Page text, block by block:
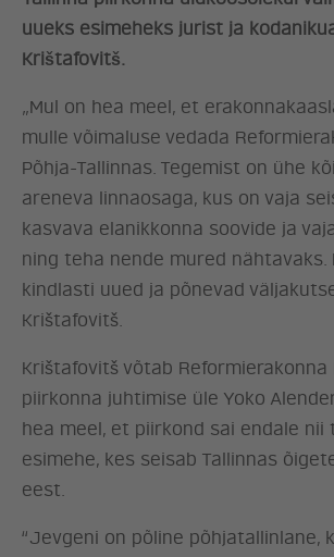
ERAKOND
UUDISED
LÖÖ KAASA
uueks esimeheks jurist ja
Krištafovitš.
„Mul on hea meel, et
mulle võimaluse vedada
Põhja-Tallinnas. Tegemist on ühe
areneva linnaosaga, kus on vaja
kasvava elanikkonna soovide ja
ning teha nende mured nähtavaks.
kindlasti uued ja põnevad
Krištafovitš.
Krištafovitš võtab Reformierakonna
piirkonna juhtimise üle Yoko
hea meel, et piirkond sai endale
esimehe, kes seisab Tallinnas
eest.
“Jevgeni on põline põhjatallinlane,